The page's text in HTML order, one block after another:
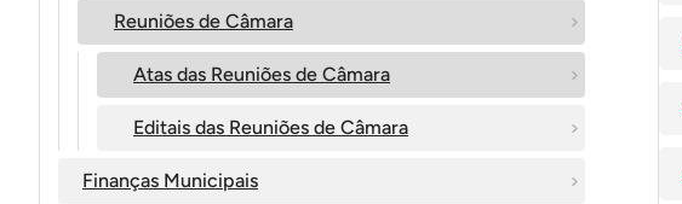
Reuniões de Câmara
Atas das Reuniões de Câmara
Editais das Reuniões de Câmara
Finanças Municipais